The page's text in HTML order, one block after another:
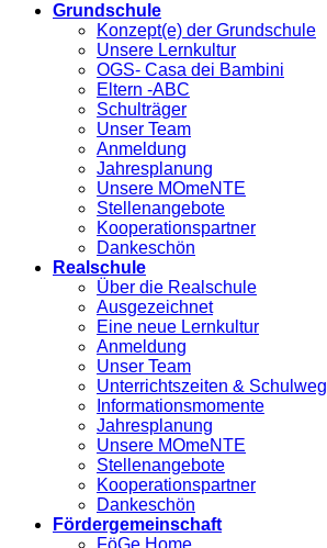
Grundschule
Konzept(e) der Grundschule
Unsere Lernkultur
OGS- Casa dei Bambini
Eltern -ABC
Schulträger
Unser Team
Anmeldung
Jahresplanung
Unsere MOmeNTE
Stellenangebote
Kooperationspartner
Dankeschön
Realschule
Über die Realschule
Ausgezeichnet
Eine neue Lernkultur
Anmeldung
Unser Team
Unterrichtszeiten & Schulweg
Informationsmomente
Jahresplanung
Unsere MOmeNTE
Stellenangebote
Kooperationspartner
Dankeschön
Fördergemeinschaft